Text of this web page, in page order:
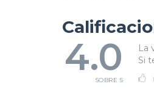
4.0
SOBRE 5
La
Si